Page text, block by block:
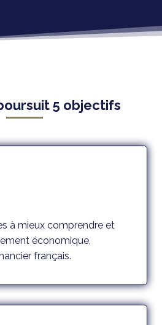
5 objectifs
à mieux comprendre et
économique,
français.